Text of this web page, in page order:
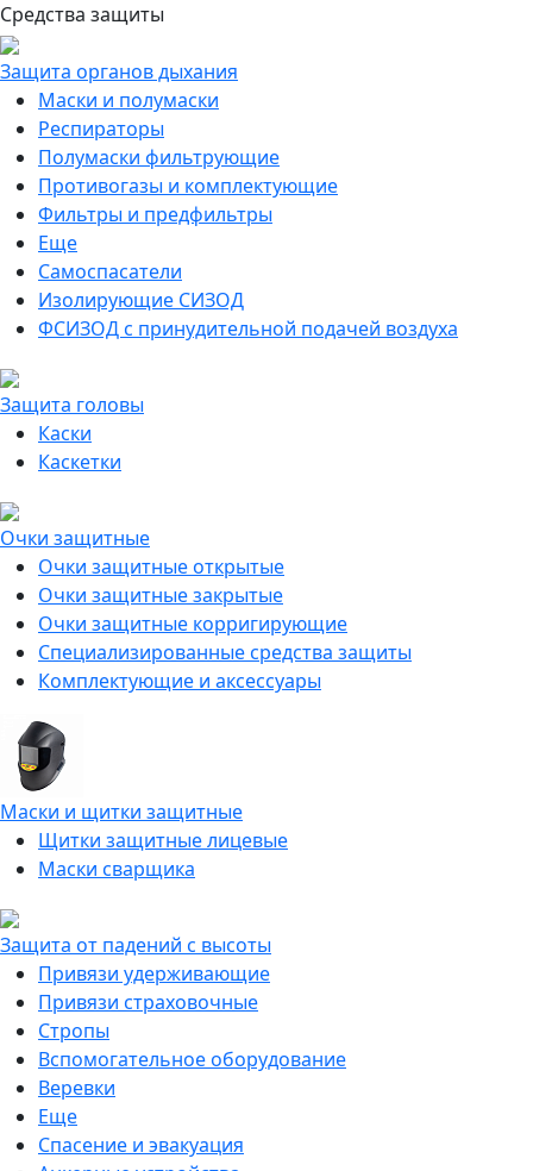
Средства защиты
Защита органов дыхания
Маски и полумаски
Респираторы
Полумаски фильтрующие
Противогазы и комплектующие
Фильтры и предфильтры
Еще
Самоспасатели
Изолирующие СИЗОД
ФСИЗОД с принудительной подачей воздуха
Защита головы
Каски
Каскетки
Очки защитные
Очки защитные открытые
Очки защитные закрытые
Очки защитные корригирующие
Специализированные средства защиты
Комплектующие и аксессуары
Маски и щитки защитные
Щитки защитные лицевые
Маски сварщика
Защита от падений с высоты
Привязи удерживающие
Привязи страховочные
Стропы
Вспомогательное оборудование
Веревки
Еще
Спасение и эвакуация